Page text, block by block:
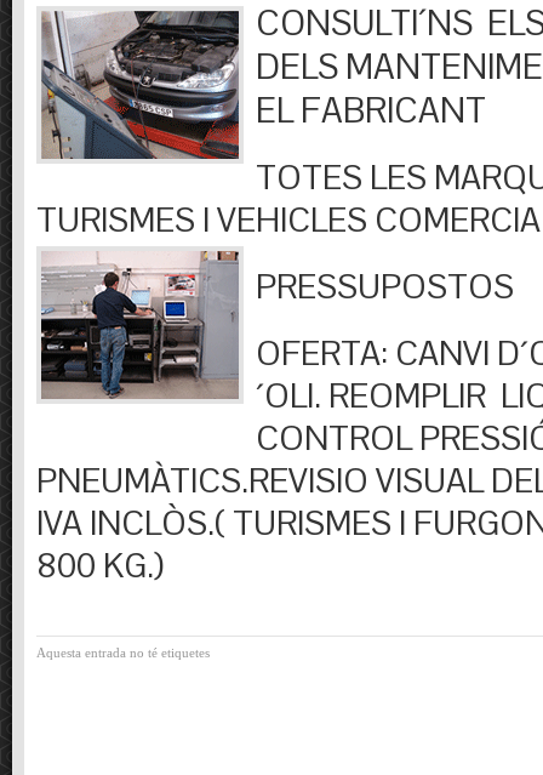
CONSULTI´NS
DELS
EL FABRICANT
TOTES LES
TURISMES I VEHICLES
PRESSUPOSTOS
OFERTA: CANVI
´OLI. REOMPLIR
CONTROL
PNEUMÀTICS.REVISIO VISUAL
IVA INCLÒS.( TURISMES I
800 KG.)
Aquesta entrada no té etiquetes